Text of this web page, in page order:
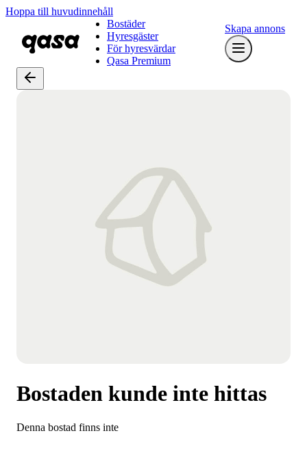
Hoppa till huvudinnehåll
Bostäder
Hyresgäster
För hyresvärdar
Qasa Premium
Skapa annons
Bostaden kunde inte hittas
Denna bostad finns inte